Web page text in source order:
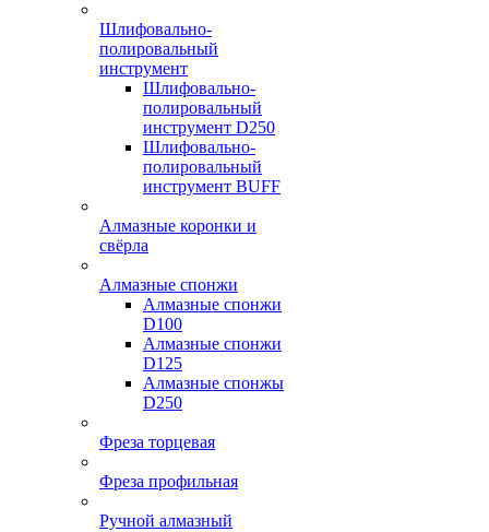
Шлифовально-
полировальный
инструмент
Шлифовально-
полировальный
инструмент D250
Шлифовально-
полировальный
инструмент BUFF
Алмазные коронки и
свёрла
Алмазные спонжи
Алмазные спонжи
D100
Алмазные спонжи
D125
Алмазные спонжы
D250
Фреза торцевая
Фреза профильная
Ручной алмазный